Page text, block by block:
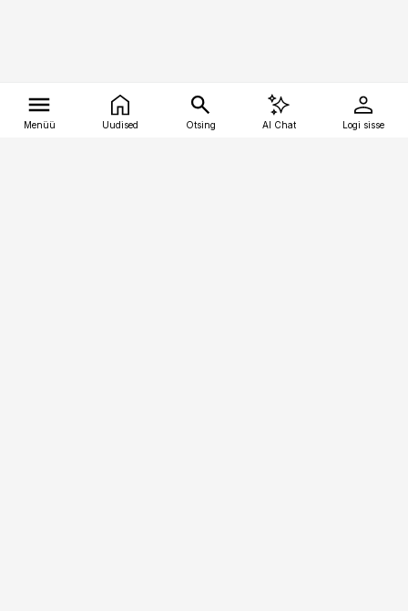
Menüü Uudised Otsing AI Chat Logi sisse